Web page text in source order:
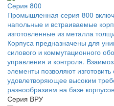
Серия 800
Промышленная серия 800
напольные и встраиваемые
изготовленные из металла
Корпуса предназначены для
силового и коммутационного
управления и контроля.
элементы позволяют
удовлетворяющее высоким
разнообразиям на базе
Серия ВРУ